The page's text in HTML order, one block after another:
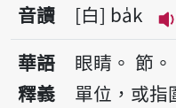
音讀
白 ba̍k
華語
釋義
眼睛。 節。
單位，或指